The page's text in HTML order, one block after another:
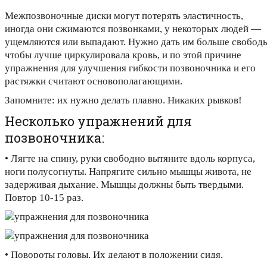
Межпозвоночные диски могут потерять эластичность,
иногда они сжимаются позвонками, у некоторых людей —
ущемляются или выпадают. Нужно дать им больше
чтобы лучше циркулировала кровь, и по этой причине
упражнения для улучшения гибкости позвоночника и его
растяжки считают основополагающими.
Запомните: их нужно делать плавно. Никаких рывков!
Несколько упражнений для
позвоночника:
• Лягте на спину, руки свободно вытяните вдоль корпуса,
ноги полусогнуты. Напрягите сильно мышцы живота, не
задерживая дыхание. Мышцы должны быть твердыми.
Повтор 10-15 раз.
• Повороты головы. Их делают в положении сидя,